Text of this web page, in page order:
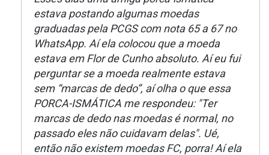
estava postando algumas moedas
graduadas pela PCGS com nota 65 a 67 no
WhatsApp. Aí ela colocou que a moeda
estava em Flor de Cunho absoluto. Aí eu fui
perguntar se a moeda realmente estava
sem “marcas de dedo”, aí olha o que essa
PORCA-ISMÁTICA me respondeu: "Ter
marcas de dedo nas moedas é normal, no
passado eles não cuidavam delas". Ué,
então não existem moedas FC, porra! Aí ela